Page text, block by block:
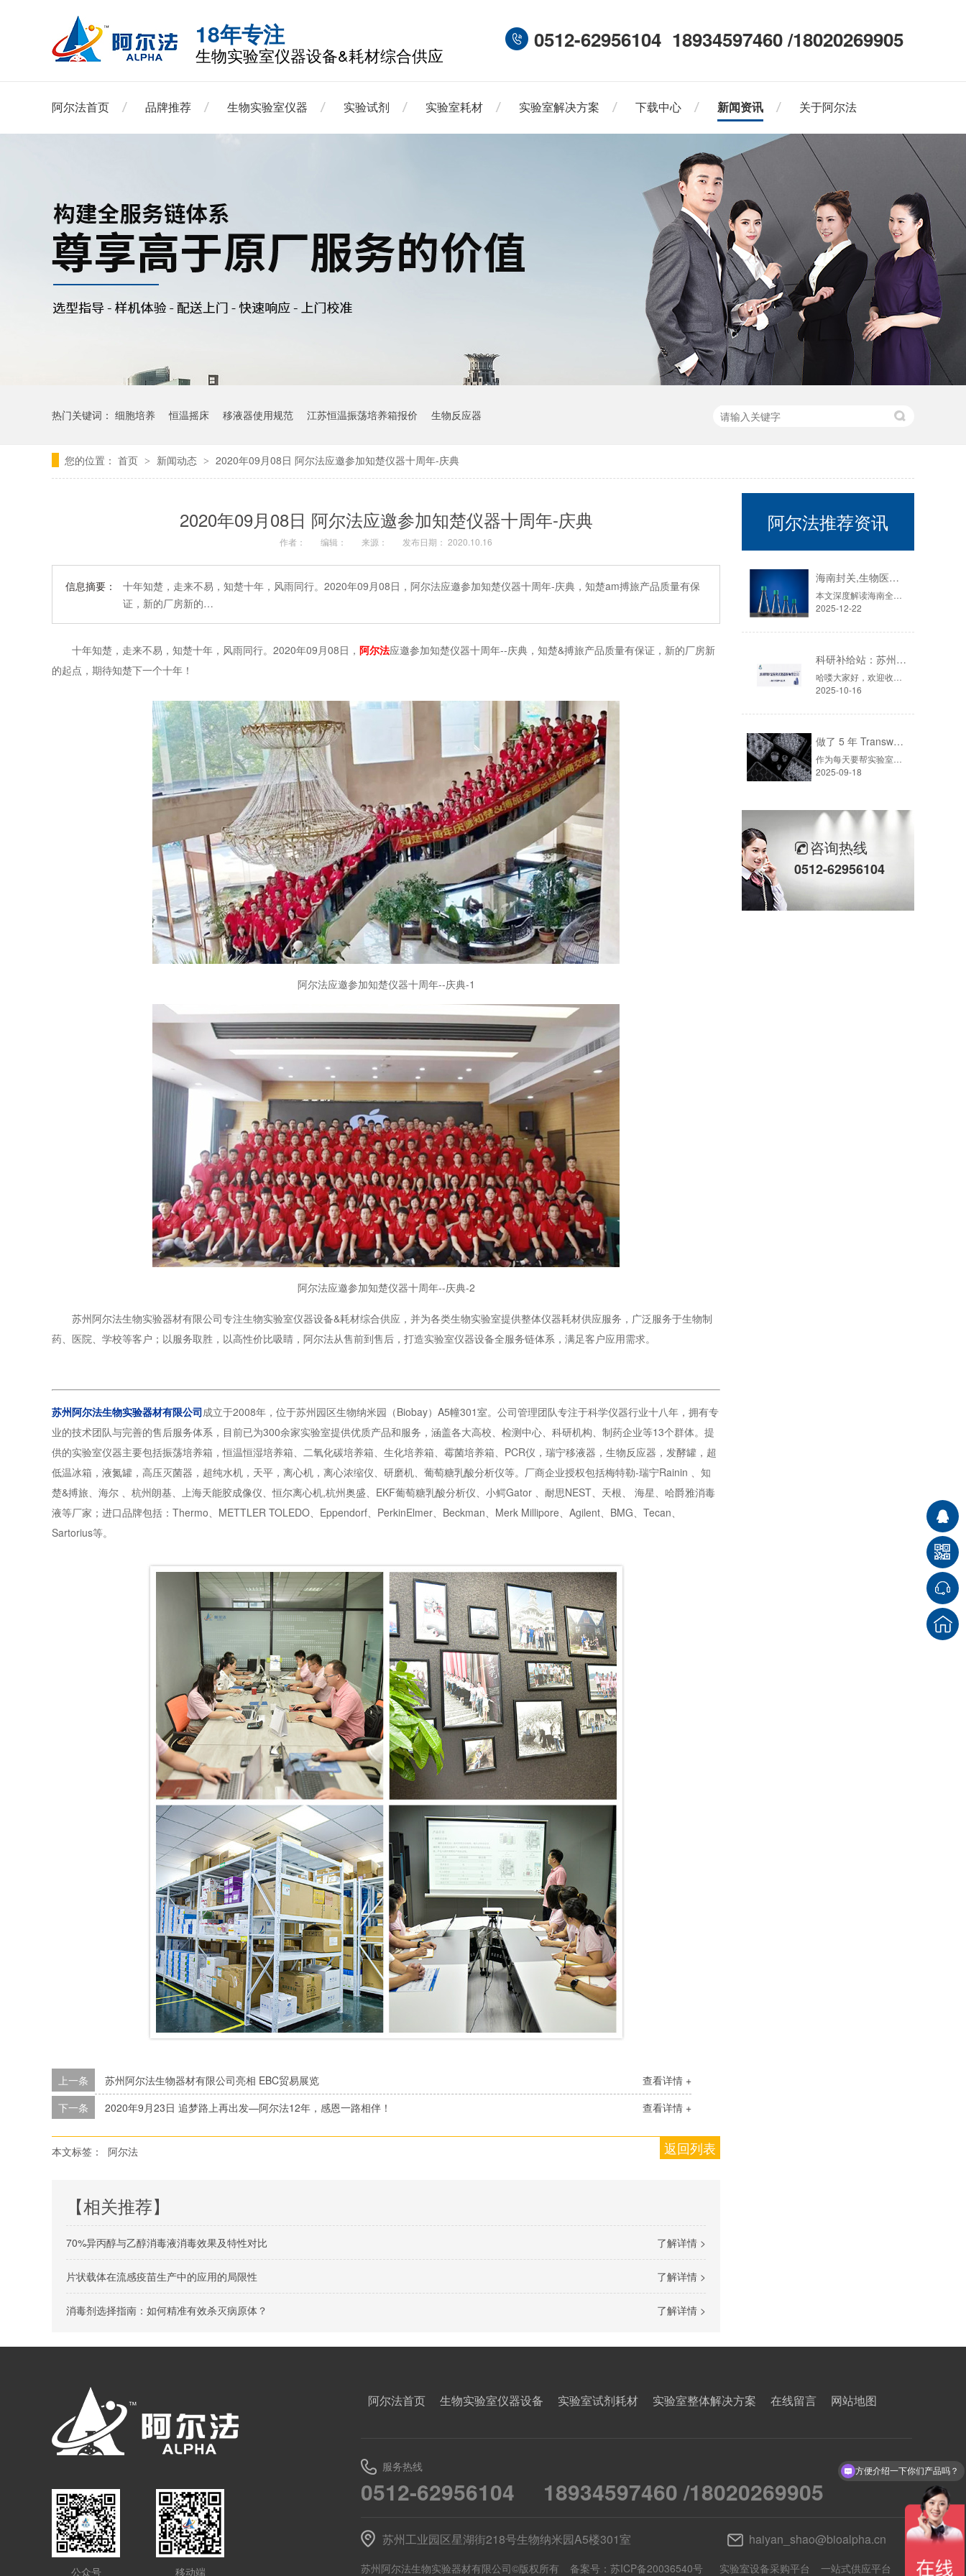
18年专注
生物实验室仪器设备&耗材综合供应
0512-62956104 18934597460 /18020269905
阿尔法首页 品牌推荐 生物实验室仪器 实验试剂 实验室耗材 实验室解决方案 下载中心 新闻资讯 关于阿尔法
热门关键词： 细胞培养 恒温摇床 移液器使用规范 江苏恒温振荡培养箱报价 生物反应器
您的位置： 首页 > 新闻动态 > 2020年09月08日 阿尔法应邀参加知楚仪器十周年-庆典
2020年09月08日 阿尔法应邀参加知楚仪器十周年-庆典
作者： 编辑： 来源： 发布日期： 2020.10.16
信息摘要：
十年知楚，走来不易，知楚十年，风雨同行。2020年09月08日，阿尔法应邀参加知楚仪器十周年-庆典，知楚am搏旅产品质量有保
证，新的厂房新的…
十年知楚，走来不易，知楚十年，风雨同行。2020年09月08日， 阿尔法应邀参加知楚仪器十周年--庆典，知楚&搏旅产品质量有保证，新的厂房新
的起点，期待知楚下一个十年！
阿尔法应邀参加知楚仪器十周年--庆典-1
阿尔法应邀参加知楚仪器十周年--庆典-2
苏州阿尔法生物实验器材有限公司专注生物实验室仪器设备&耗材综合供应，并为各类生物实验室提供整体仪器耗材供应服务，广泛服务于生物制
药、医院、学校等客户；以服务取胜，以高性价比吸睛，阿尔法从售前到售后，打造实验室仪器设备全服务链体系，满足客户应用需求。
苏州阿尔法生物实验器材有限公司成立于2008年，位于苏州园区生物纳米园（Biobay）A5幢301室。公司管理团队专注于科学仪器行业十八年，拥有专
业的技术团队与完善的售后服务体系，目前已为300余家实验室提供优质产品和服务，涵盖各大高校、检测中心、科研机构、制药企业等13个群体。提
供的实验室仪器主要包括振荡培养箱，恒温恒湿培养箱、二氧化碳培养箱、生化培养箱、霉菌培养箱、PCR仪，瑞宁移液器，生物反应器，发酵罐，超
低温冰箱，液氮罐，高压灭菌器，超纯水机，天平，离心机，离心浓缩仪、研磨机、葡萄糖乳酸分析仪等。厂商企业授权包括梅特勒-瑞宁Rainin 、知
楚&搏旅、海尔 、杭州朗基、上海天能胶成像仪、恒尔离心机,杭州奥盛、EKF葡萄糖乳酸分析仪、小鳄Gator 、耐思NEST、天根、 海星、哈爵雅消毒
液等厂家；进口品牌包括：Thermo、METTLER TOLEDO、Eppendorf、PerkinElmer、Beckman、Merk Millipore、Agilent、BMG、Tecan、
Sartorius等。
查看详情 +
上一条
苏州阿尔法生物器材有限公司亮相 EBC贸易展览
查看详情 +
下一条 2020年9月23日 追梦路上再出发—阿尔法12年，感恩一路相伴！
返回列表
本文标签： 阿尔法
【相关推荐】
了解详情 >
70%异丙醇与乙醇消毒液消毒效果及特性对比
了解详情 >
片状载体在流感疫苗生产中的应用的局限性
了解详情 >
消毒剂选择指南：如何精准有效杀灭病原体？
阿尔法推荐资讯
海南封关,生物医药迎来历史性机遇！零关税15%税制如何重塑千亿赛道？
2025-12-22
科研补给站：苏州阿尔法生物，你生物实验室的 “一站式配齐专家”
2025-10-16
做了 5 年 Transwell 细胞迁移实验，从踩坑到稳出数据，这份详细操作和避坑指南请收好
2025-09-18
咨询热线
0512-62956104
公众号 移动端
阿尔法首页 生物实验室仪器设备 实验室试剂耗材 实验室整体解决方案 在线留言 网站地图
服务热线
0512-62956104 18934597460 /18020269905
苏州工业园区星湖街218号生物纳米园A5楼301室 haiyan_shao@bioalpha.cn
苏州阿尔法生物实验器材有限公司©版权所有 备案号： 苏ICP备20036540号 实验室设备采购平台 一站式供应平台
这款产品帮我报价？